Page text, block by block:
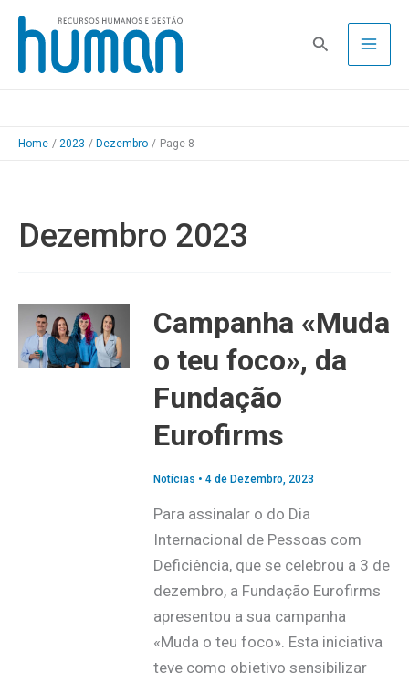
Skip
content
Pesquisa
Home 2023 Dezembro Page 8
Dezembro 2023
Campanha «Muda
o teu foco», da
Fundação
Eurofirms
Notícias • 4 de Dezembro, 2023
Para assinalar o do Dia
Internacional de Pessoas com
Deficiência, que se celebrou a 3 de
dezembro, a Fundação Eurofirms
apresentou a sua campanha
«Muda o teu foco». Esta iniciativa
teve como objetivo sensibilizar